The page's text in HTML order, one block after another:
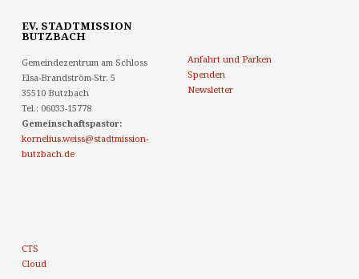
EV. STADTMISSION
BUTZBACH
Gemeindezentrum am Schloss
Elsa-Brandström-Str. 5
35510 Butzbach
Tel.: 06033-15778
Gemeinschaftspastor:
kornelius.weiss@stadtmission-
butzbach.de
Anfahrt und Parken
Spenden
Newsletter
CTS
Cloud